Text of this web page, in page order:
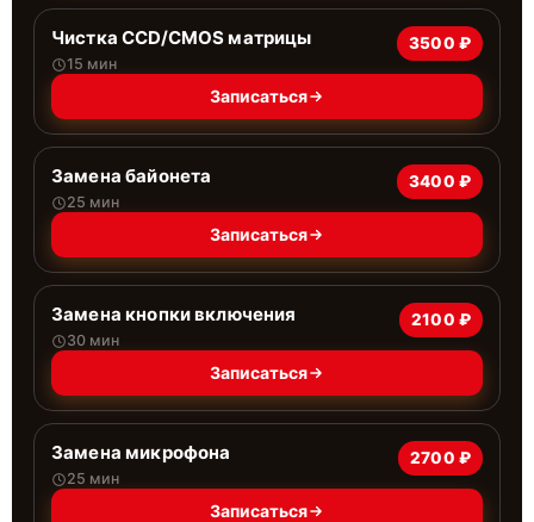
Чистка CCD/CMOS матрицы
15 мин
3500 ₽
Записаться
Замена байонета
25 мин
3400 ₽
Записаться
Замена кнопки включения
30 мин
2100 ₽
Записаться
Замена микрофона
25 мин
2700 ₽
Записаться